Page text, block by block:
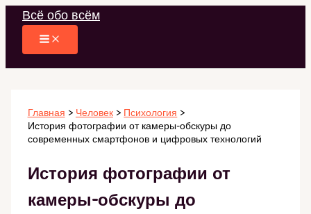
Перейти
содержимому
Всё обо всём
Главная Человек
Психология
История фотографии от камеры-обскуры до
современных смартфонов и цифровых технологий
История фотографии от
камеры-обскуры до